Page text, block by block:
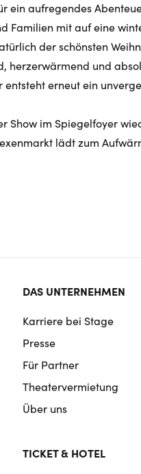
ein aufregendes
Familien mit auf eine
der schönsten
herzerwärmend und
erneut ein
Show im Spiegelfoyer
lädt zum
DAS UNTERNEHMEN
Karriere bei Stage
Presse
Für Partner
Theatervermietung
Über uns
TICKET & HOTEL